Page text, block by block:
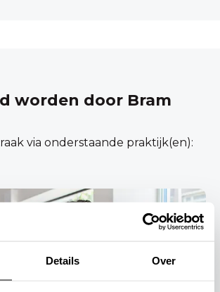
Details Over
worden door Bram
via onderstaande praktijk(en):